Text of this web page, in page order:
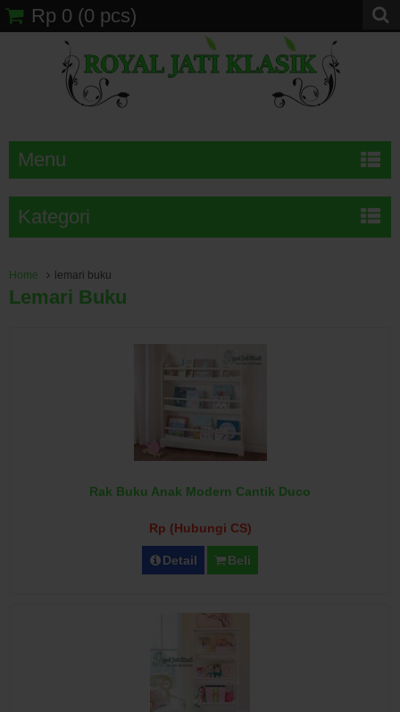
Rp 0 (0 pcs)
Menu
Kategori
Home lemari buku
Lemari Buku
Rak Buku Anak Modern Cantik Duco
Rp (Hubungi CS)
Detail Beli